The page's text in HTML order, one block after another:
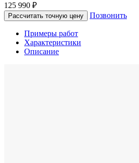
125 990 ₽
Рассчитать точную цену Позвонить
Примеры работ
Характеристики
Описание